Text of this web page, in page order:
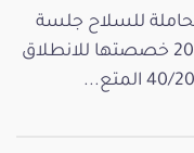
للسلاح جلسة
بعد ظهر اليوم الاثنين 25 ديسمبر 2023 خصصتها للانطلاق